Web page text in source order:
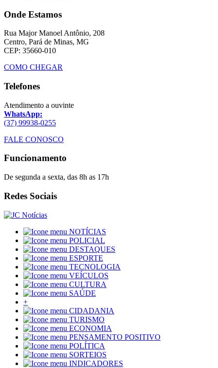
Onde Estamos
Rua Major Manoel Antônio, 208
Centro, Pará de Minas, MG
CEP: 35660-010
COMO CHEGAR
Telefones
Atendimento a ouvinte
WhatsApp:
(37) 99938-0255
FALE CONOSCO
Funcionamento
De segunda a sexta, das 8h as 17h
Redes Sociais
NOTÍCIAS
POLICIAL
DESTAQUES
ESPORTE
TECNOLOGIA
VEÍCULOS
CULTURA
SAÚDE
+
CIDADANIA
TURISMO
ECONOMIA
PENSAMENTO POSITIVO
POLÍTICA
SORTEIOS
INDICADORES